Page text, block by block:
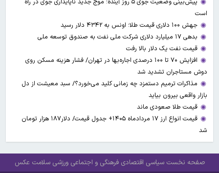
است
جهش ۱۰۰ دلاری قیمت طلا؛ اونس به ۴۳۴۲ دلار رسید
بدهی ۱۷ میلیارد دلاری شرکت ملی نفت به صندوق توسعه ملی
قیمت نفت یک دلار بالا رفت
افزایش ۷۰ تا ۱۰۰ درصدی اجاره‌بها در تهران/ فشار هزینه مسکن روی
دوش مستاجران تشدید شد
مذاکرات ترمیم دستمزد چه زمانی کلید می‌خورد؟/ سبد معیشت از دل
بازار واقعی بیرون بیاید
قیمت طلا صعودی ماند
قیمت انواع ارز ۱۷ مردادماه ۱۴۰۵+ جدول قیمت/ دلار۱۸۷ هزار تومان
شد
صفحه نخست سیاسی اقتصادی فرهنگی و اجتماعی ورزشی سلامت عکس